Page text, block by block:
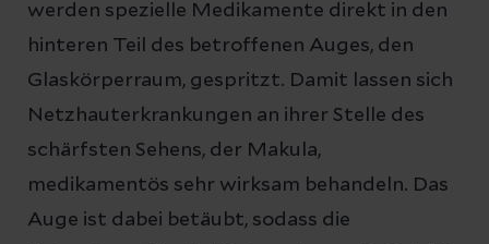
werden spezielle Medikamente direkt in den
hinteren Teil des betroffenen Auges, den
Glaskörperraum, gespritzt. Damit lassen sich
Netzhauterkrankungen an ihrer Stelle des
schärfsten Sehens, der Makula,
medikamentös sehr wirksam behandeln. Das
Auge ist dabei betäubt, sodass die